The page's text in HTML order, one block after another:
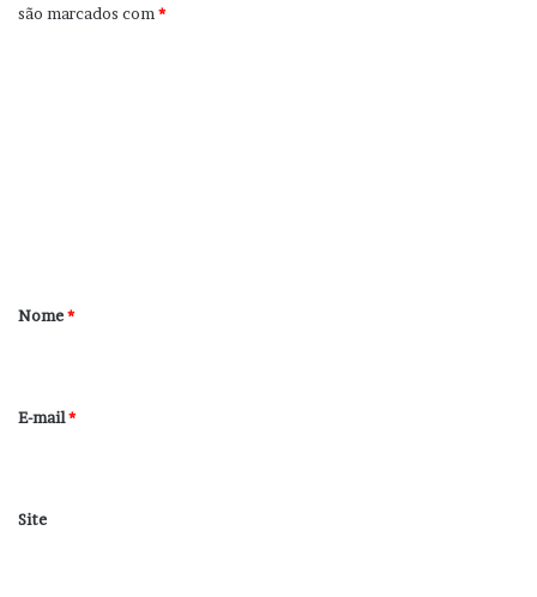
são marcados com*
r
*
Nome*
E-mail*
Site